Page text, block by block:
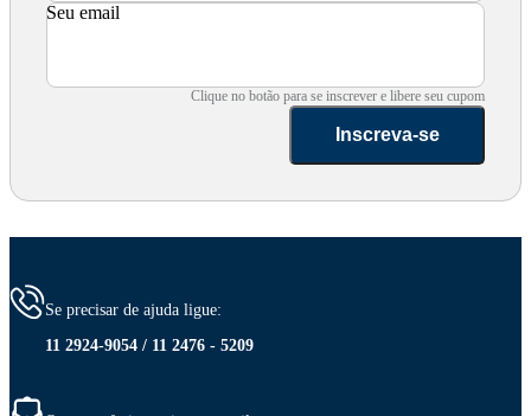
Seu email
Clique no botão para se inscrever e libere seu cupom
Inscreva-se
Se precisar de ajuda ligue:
11 2924-9054 / 11 2476 - 5209